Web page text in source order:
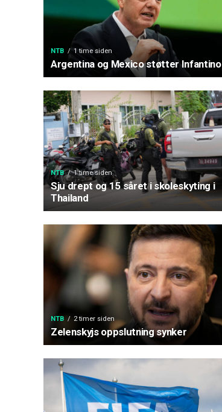
NTB 1 time siden
Argentina og Mexico støtter Infantino
NTB 1 time siden
Sju drept og 15 såret i skoleskyting i
Thailand
NTB 2 timer siden
Zelenskyjs oppslutning synker